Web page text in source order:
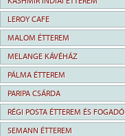
LEROY CAFE
MALOM ÉTTEREM
MELANGE KÁVÉHÁZ
PÁLMA ÉTTEREM
PARIPA CSÁRDA
RÉGI POSTA ÉTTEREM ÉS FOGADÓ
SEMANN ÉTTEREM